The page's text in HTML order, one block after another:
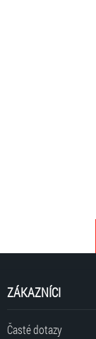
ZÁKAZNÍCI
Časté dotazy